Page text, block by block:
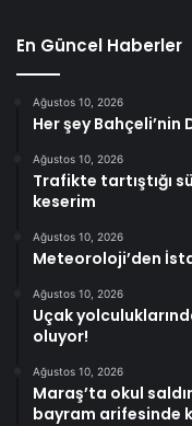
En Güncel Haberler
Ağustos 10, 2026
Her şey Bahçeli’nin
Ağustos 10, 2026
Trafikte tartıştığı
keserim
Ağustos 10, 2026
Meteoroloji’den
Ağustos 10, 2026
Uçak
oluyor!
Ağustos 10, 2026
Maraş’ta okul
bayram arifesinde